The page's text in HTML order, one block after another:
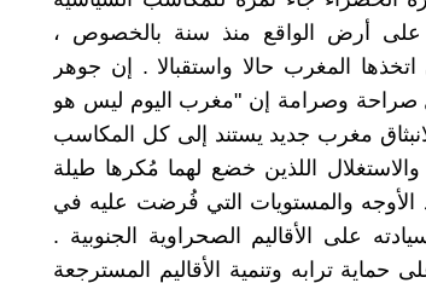
على أرض الواقع منذ سنة بالخصوص ،
المغرب حالا واستقبالا . إن جوهر
صراحة وصرامة إن "مغرب اليوم ليس هو
مغرب جديد يستند إلى كل المكاسب
اللذين خضع لهما مُكرها طيلة
الأوجه والمستويات التي فُرضت عليه في
على الأقاليم الصحراوية الجنوبية .
ترابه وتنمية الأقاليم المسترجعة